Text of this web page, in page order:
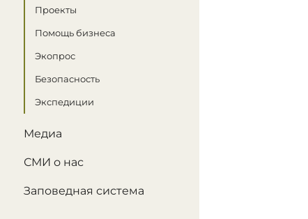
Проекты
Помощь бизнеса
Экопрос
Безопасность
Экспедиции
Медиа
СМИ о нас
Заповедная система